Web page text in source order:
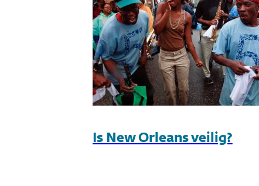
Is New Orleans veilig?